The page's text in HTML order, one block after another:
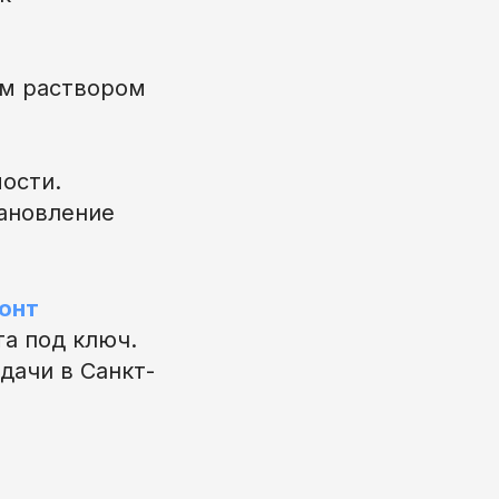
раствором
под ключ.
в Санкт-